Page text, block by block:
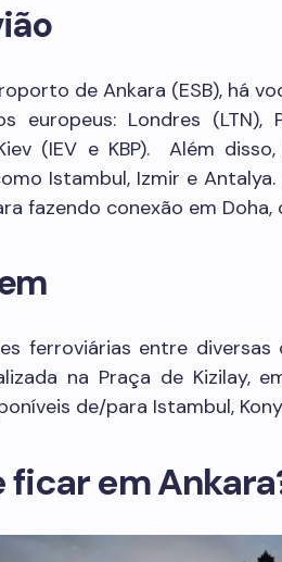
de Ankara (ESB), há
europeus: Londres (LTN),
(IEV e KBP). Além
Istambul, Izmir e
fazendo conexão em
ferroviárias entre
na Praça de Kizilay,
de/para Istambul,
ficar em